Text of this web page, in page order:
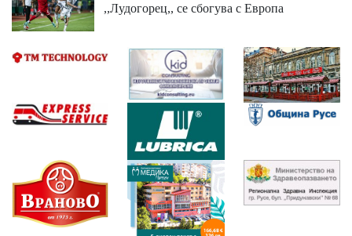
,,Лудогорец,, се сбогува с Европа